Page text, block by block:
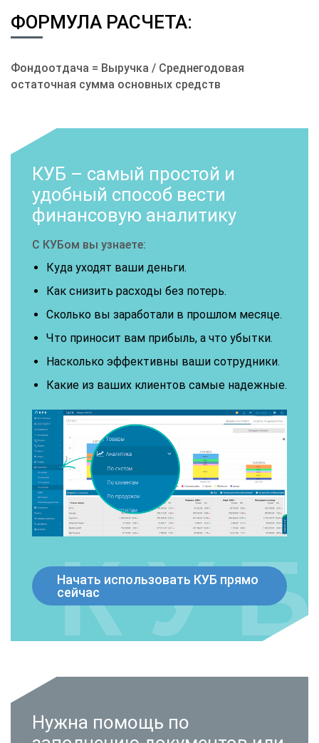
ФОРМУЛА РАСЧЕТА:
Фондоотдача = Выручка / Среднегодовая
остаточная сумма основных средств
КУБ – самый простой и
удобный способ вести
финансовую аналитику
С КУБом вы узнаете:
Куда уходят ваши деньги.
Как снизить расходы без потерь.
Сколько вы заработали в прошлом месяце.
Что приносит вам прибыль, а что убытки.
Насколько эффективны ваши сотрудники.
Какие из ваших клиентов самые надежные.
Начать использовать КУБ прямо
сейчас
Нужна помощь по